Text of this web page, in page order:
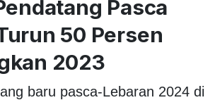
Pasca
50 Persen
2023
baru pasca-Lebaran 2024 di